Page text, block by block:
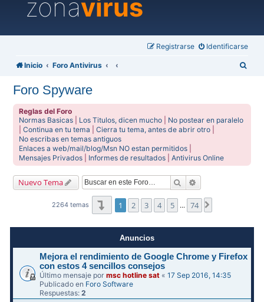
zonavirus
Identificarse
Registrarse
Inicio Foro Antivirus
Foro Spyware
Reglas del Foro
Normas Basicas
Los Titulos, dicen mucho
No postear en paralelo
|Continua en tu tema |Cierra tu tema, antes de abrir otro
No escribas en temas antiguos
Enlaces a web/mail/blog/Msn NO estan permitidos
Mensajes Privados
Informes de resultados |Antivirus Online
Nuevo Tema Buscar
2264 temas Página1de74
1 2 3 4 5 … 74
Anuncios
Mejora el rendimiento de Google Chrome y Firefox
con estos 4 sencillos consejos
Último mensaje pormsc hotline sat «17 Sep 2016, 14:35
Publicado en Foro Software
Respuestas:2